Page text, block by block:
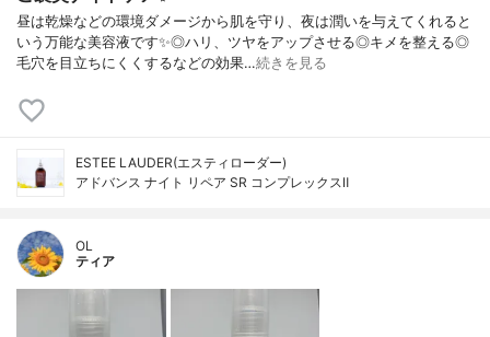
昼は乾燥などの環境ダメージから肌を守り、夜は潤いを与えてくれると
いう万能な美容液です✨◎ハリ、ツヤをアップさせる◎キメを整える◎
毛穴を目立ちにくくするなどの効果…続きを見る
ESTEE LAUDER(エスティローダー)
アドバンス ナイト リペア SR コンプレックスⅡ
OL
ティア